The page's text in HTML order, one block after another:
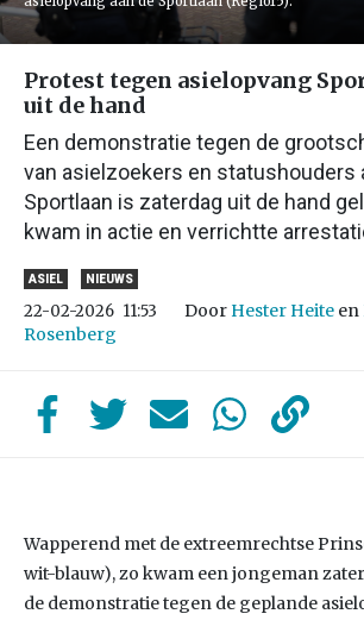
Protest tegen asielopvang
uit de hand
Een demonstratie tegen de
van asielzoekers en statushouders
Sportlaan is zaterdag uit de hand
kwam in actie en verrichtte
ASIEL NIEUWS
22-02-2026 11:53 Door Hester Heite en
Rosenberg
Wapperend met de extreemrechtse
wit-blauw), zo kwam een jongeman
de demonstratie tegen de geplande